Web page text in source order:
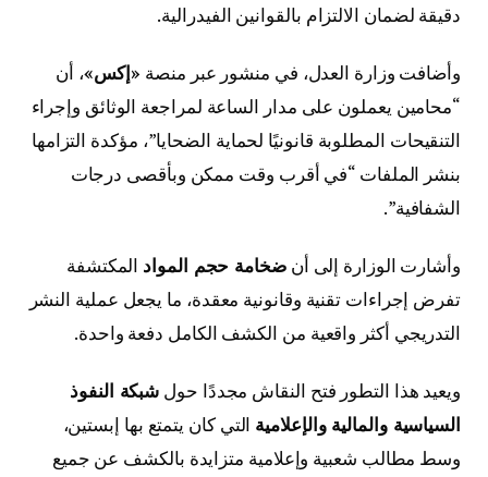
دقيقة لضمان الالتزام بالقوانين الفيدرالية.
وأضافت وزارة العدل، في منشور عبر منصة «إكس»، أن
“محامين يعملون على مدار الساعة لمراجعة الوثائق وإجراء
التنقيحات المطلوبة قانونيًا لحماية الضحايا”، مؤكدة التزامها
بنشر الملفات “في أقرب وقت ممكن وبأقصى درجات
الشفافية”.
وأشارت الوزارة إلى أنضخامة حجم المواد المكتشفة
تفرض إجراءات تقنية وقانونية معقدة، ما يجعل عملية النشر
التدريجي أكثر واقعية من الكشف الكامل دفعة واحدة.
ويعيد هذا التطور فتح النقاش مجددًا حول شبكة النفوذ
السياسية والمالية والإعلامية التي كان يتمتع بها إبستين،
وسط مطالب شعبية وإعلامية متزايدة بالكشف عن جميع